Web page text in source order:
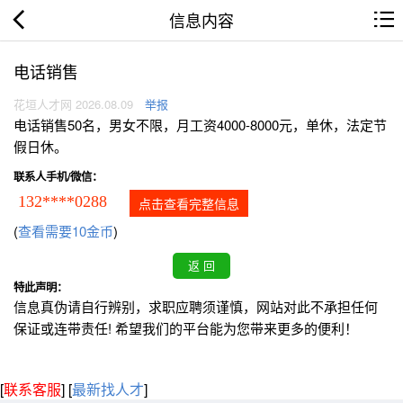
信息内容
电话销售
花垣人才网 2026.08.09 举报
电话销售50名，男女不限，月工资4000-8000元，单休，法定节
假日休。
联系人手机/微信：
132****0288 点击查看完整信息
(查看需要10金币)
特此声明：
信息真伪请自行辨别，求职应聘须谨慎，网站对此不承担任何
保证或连带责任! 希望我们的平台能为您带来更多的便利！
[联系客服] [最新找人才]